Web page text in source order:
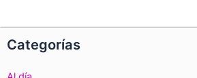
Categorías